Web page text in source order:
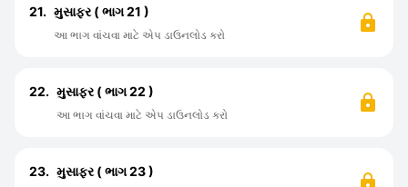
21. મુસાફર ( ભાગ 21 )
આ ભાગ વાંચવા માટે એપ ડાઉનલોડ કરો
22. મુસાફર ( ભાગ 22 )
આ ભાગ વાંચવા માટે એપ ડાઉનલોડ કરો
23. મુસાફર ( ભાગ 23 )